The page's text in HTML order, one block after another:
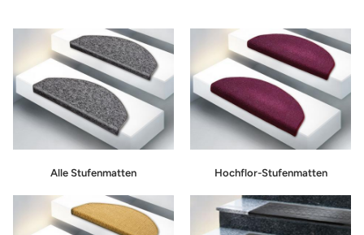
Alle Stufenmatten Hochflor-Stufenmatten